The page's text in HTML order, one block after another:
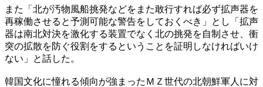
また「北が汚物風船挑発などをまた敢行すれば必ず拡声器を
再稼働させると予測可能な警告をしておくべき」とし「拡声
器は南北対決を激化する装置でなく北の挑発を自制させ、衝
突の拡散を防ぐ役割をするということを証明しなければいけ
ない」と話した。
韓国文化に憧れる傾向が強まったＭＺ世代の北朝鮮軍人に対